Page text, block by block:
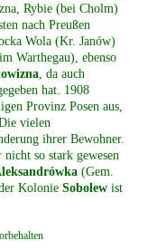
Rybie (bei Cholm)
nach Preußen
Wola (Kr. Janów)
Warthegau), ebenso
, da auch
hat. 1908
Provinz Posen aus,
vielen
ihrer Bewohner.
so stark gewesen
(Gem.
Kolonie Sobolew ist